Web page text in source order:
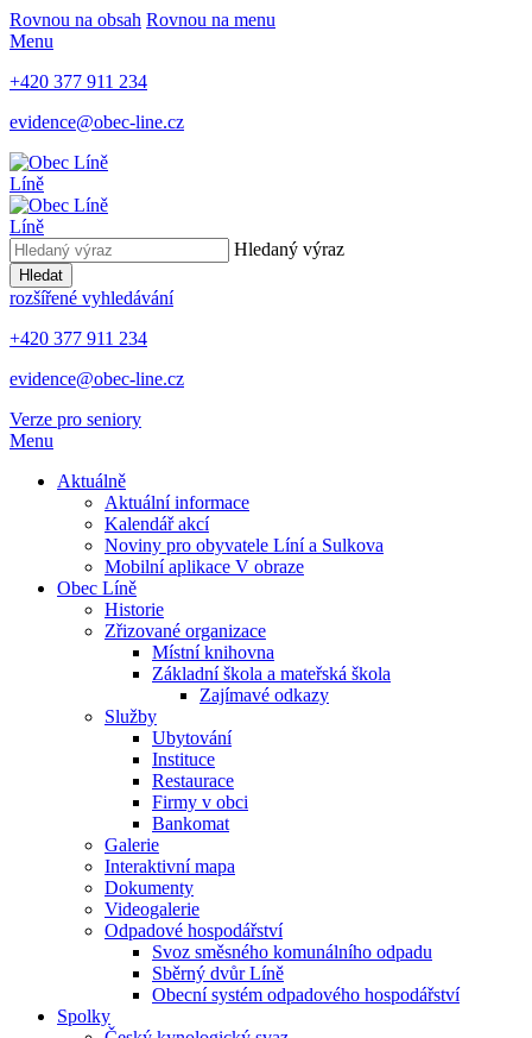
Rovnou na obsah Rovnou na menu
Menu
+420 377 911 234
evidence@obec-line.cz
Líně
Líně
Hledaný výraz
Hledat
rozšířené vyhledávání
+420 377 911 234
evidence@obec-line.cz
Verze pro seniory
Menu
Aktuálně
Aktuální informace
Kalendář akcí
Noviny pro obyvatele Líní a Sulkova
Mobilní aplikace V obraze
Obec Líně
Historie
Zřizované organizace
Místní knihovna
Základní škola a mateřská škola
Zajímavé odkazy
Služby
Ubytování
Instituce
Restaurace
Firmy v obci
Bankomat
Galerie
Interaktivní mapa
Dokumenty
Videogalerie
Odpadové hospodářství
Svoz směsného komunálního odpadu
Sběrný dvůr Líně
Obecní systém odpadového hospodářství
Spolky